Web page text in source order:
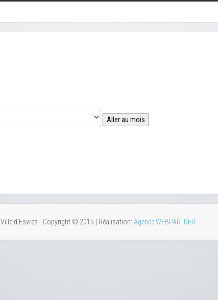
Aller au mois
Ville d'Esvres - Copyright © 2015 | Réalisation: Agence WEBPARTNER